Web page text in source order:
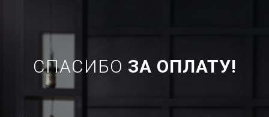
СПАСИБО ЗА ОПЛАТУ!